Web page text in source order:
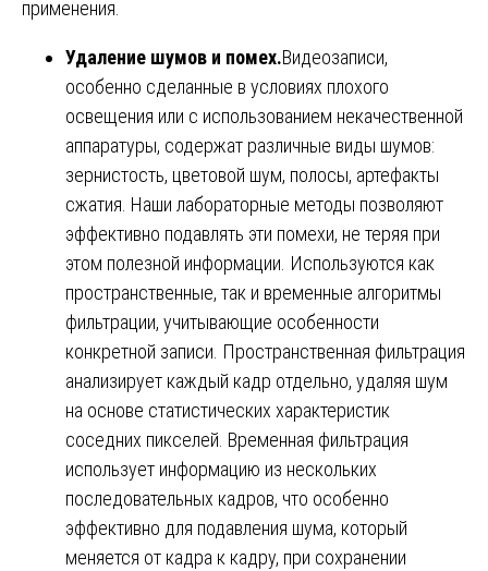
применения.
Удаление шумов и помех.Видеозаписи,
особенно сделанные в условиях плохого
освещения или с использованием некачественной
аппаратуры, содержат различные виды шумов:
зернистость, цветовой шум, полосы, артефакты
сжатия. Наши лабораторные методы позволяют
эффективно подавлять эти помехи, не теряя при
этом полезной информации. Используются как
пространственные, так и временные алгоритмы
фильтрации, учитывающие особенности
конкретной записи. Пространственная фильтрация
анализирует каждый кадр отдельно, удаляя шум
на основе статистических характеристик
соседних пикселей. Временная фильтрация
использует информацию из нескольких
последовательных кадров, что особенно
эффективно для подавления шума, который
меняется от кадра к кадру, при сохранении